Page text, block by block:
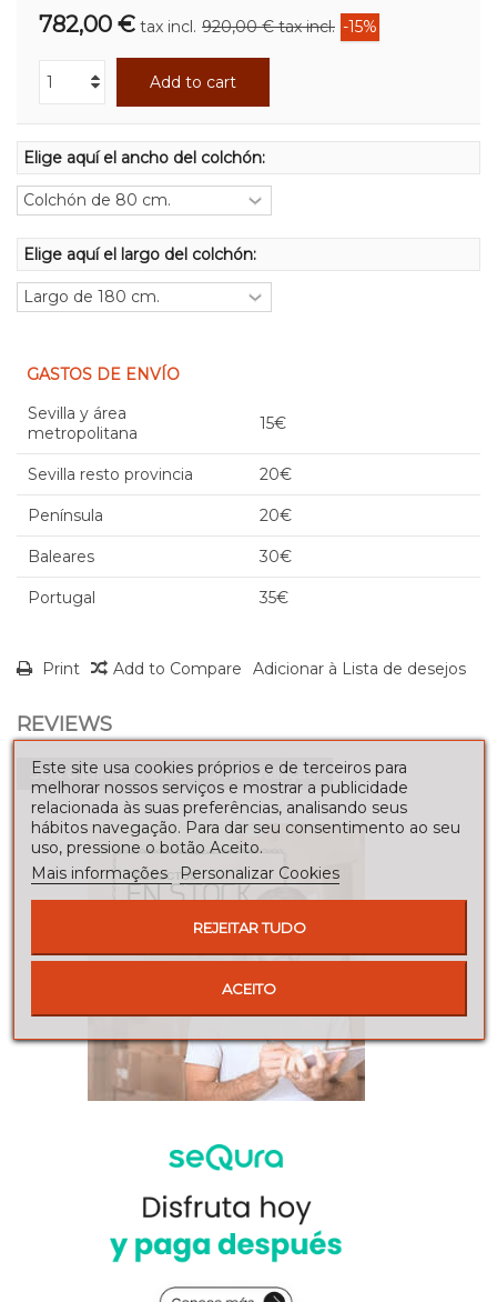
782,00 € tax incl. 920,00 €tax incl. -15%
Add to cart
Elige aquí el ancho del colchón:
Elige aquí el largo del colchón:
GASTOS DE ENVÍO
Sevilla y área
metropolitana
15€
Sevilla resto provincia 20€
Península 20€
Baleares 30€
Portugal 35€
Print Add to Compare Adicionar à Lista de desejos
REVIEWS
Seja o primeiro a fazer uma avaliação!
Este site usa cookies próprios e de terceiros para
melhorar nossos serviços e mostrar a publicidade
relacionada às suas preferências, analisando seus
hábitos navegação. Para dar seu consentimento ao seu
uso, pressione o botão Aceito.
Mais informações Personalizar Cookies
REJEITAR TUDO
ACEITO